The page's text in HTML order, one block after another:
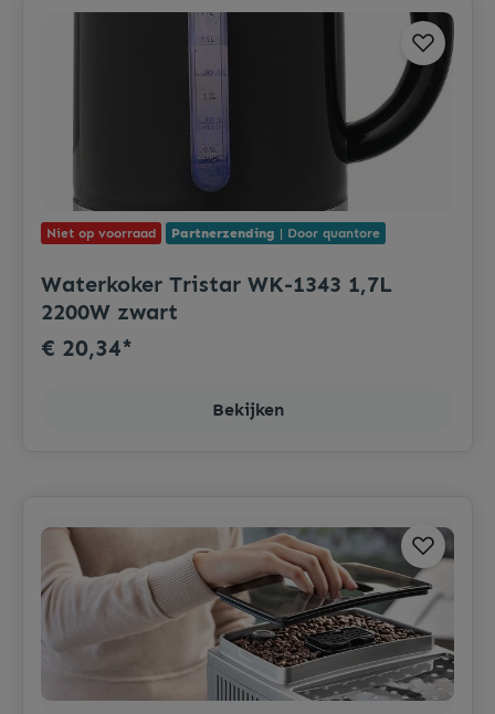
Niet op voorraad Partnerzending | Door quantore
Waterkoker Tristar WK-1343 1,7L
2200W zwart
€ 20,34*
Bekijken